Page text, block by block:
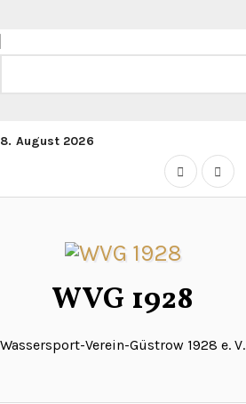
Inhalt
springen
8. August 2026
WVG 1928
Wassersport-Verein-Güstrow 1928 e. V.